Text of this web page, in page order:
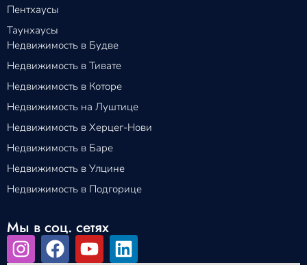
Пентхаусы
Таунхаусы
Недвижимость в Будве
Недвижимость в Тивате
Недвижимость в Которе
Недвижимость на Луштице
Недвижимость в Херцег-Нови
Недвижимость в Баре
Недвижимость в Улцине
Недвижимость в Подгорице
Мы в соц. сетях